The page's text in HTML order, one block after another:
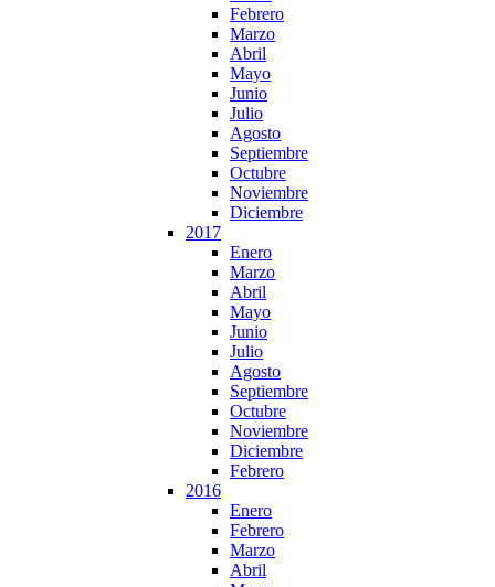
Febrero
Marzo
Abril
Mayo
Junio
Julio
Agosto
Septiembre
Octubre
Noviembre
Diciembre
2017
Enero
Marzo
Abril
Mayo
Junio
Julio
Agosto
Septiembre
Octubre
Noviembre
Diciembre
Febrero
2016
Enero
Febrero
Marzo
Abril